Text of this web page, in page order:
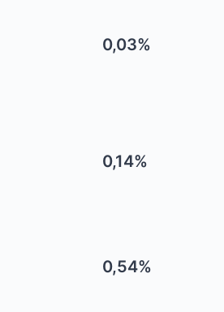
0,03%
0,14%
0,54%